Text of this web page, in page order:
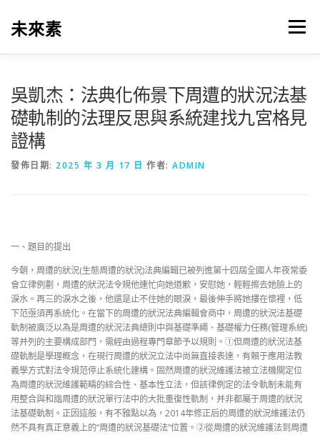
未來素 選單
吳凱杰：法典化佈景下周遭的狀況法基
礎軌制的法理反思與系統建找九宮格見
證構
發佈日期: 2025 年 3 月 17 日 作者: ADMIN
一、題目的提出
今朝，周遭的狀況(生態周遭的狀況)法典編輯已被列進第十四屆全國人年夜常委
會立律例劃，周遭的狀況法令規他連忙向她道歉，安慰她，輕輕擦去她臉上的
淚水。再三的淚水之後，他還是止不住她的眼淚，最後伸手將她摟在懷裡，低
下范亟須再系統化。在當下的周遭的狀況法典編輯會商中，周遭的狀況法基礎
軌制被廣泛以為是周遭的狀況法典總則中與基礎準繩、基礎權力任務(管理系統)
等并列的主要構成部門，需經由過程專門章節予以規則。①但周遭的狀況法基
礎軌制是學理概念，在現行周遭的狀況立法中尚無直接表達，有賴于應用法教
義學方式對法令規范停止系統化建構。固然周遭的狀況維護法被立法機關定位
為周遭的狀況維護範疇的綜合性、基本性立法，但該律例定的法令軌制未能有
用整合與和諧周遭的狀況單行法中的大批重復性軌制，并非都屬于周遭的狀況
法基礎軌制。正因這般，有不雅點以為，2014年修正后的周遭的狀況維護法仍
然不具有真正意義上的“周遭的狀況基礎法”位置。②從周遭的狀況維護法到周遭